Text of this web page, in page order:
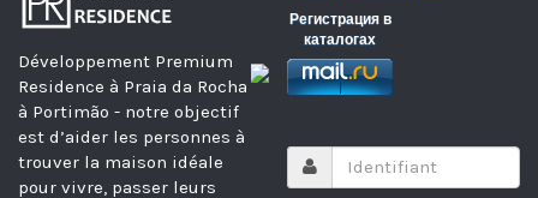
Développement Premium
Residence à Praia da Rocha
à Portimão - notre objectif
est d’aider les personnes à
trouver la maison idéale
pour vivre, passer leurs
Регистрация в
каталогах